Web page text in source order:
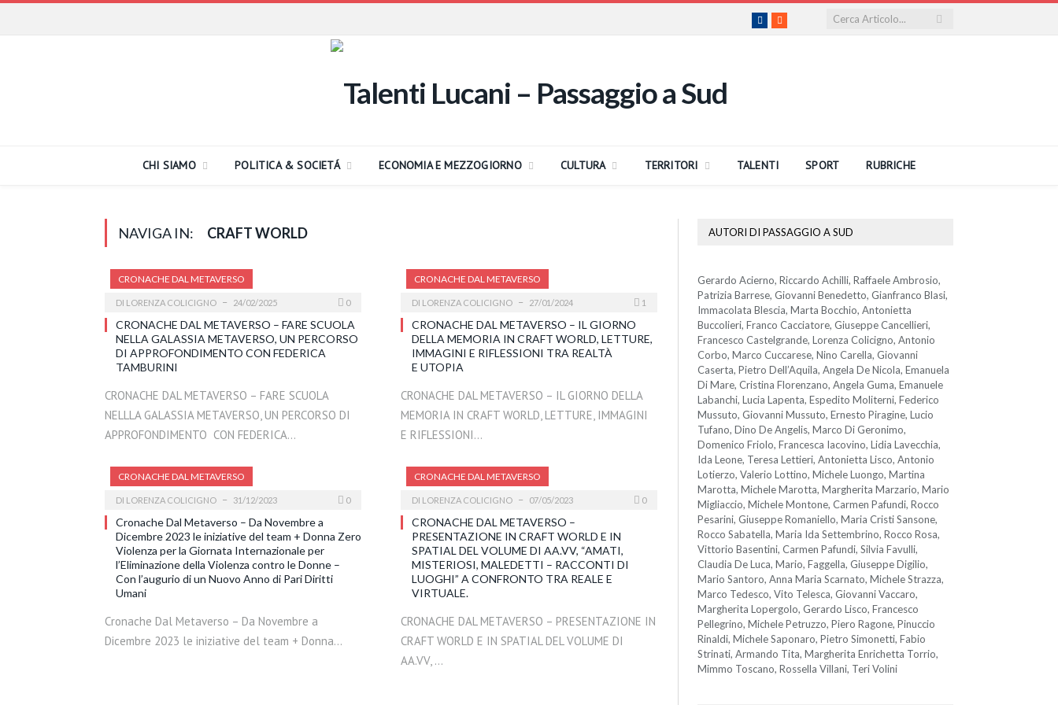
Facebook
RSS
CHI SIAMO POLITICA & SOCIETÁ ECONOMIA E MEZZOGIORNO CULTURA TERRITORI TALENTI SPORT RUBRICHE
NAVIGA IN: CRAFT WORLD
CRONACHE DAL METAVERSO
DI LORENZA COLICIGNO 24/02/2025 0
CRONACHE DAL METAVERSO – FARE SCUOLA
NELLA GALASSIA METAVERSO, UN PERCORSO
DI APPROFONDIMENTO CON FEDERICA
TAMBURINI
CRONACHE DAL METAVERSO – FARE SCUOLA
NELLLA GALASSIA METAVERSO, UN PERCORSO DI
APPROFONDIMENTO CON FEDERICA…
CRONACHE DAL METAVERSO
DI LORENZA COLICIGNO 27/01/2024 1
CRONACHE DAL METAVERSO – IL GIORNO
DELLA MEMORIA IN CRAFT WORLD, LETTURE,
IMMAGINI E RIFLESSIONI TRA REALTÀ
E UTOPIA
CRONACHE DAL METAVERSO – IL GIORNO DELLA
MEMORIA IN CRAFT WORLD, LETTURE, IMMAGINI
E RIFLESSIONI…
CRONACHE DAL METAVERSO
DI LORENZA COLICIGNO 31/12/2023 0
Cronache Dal Metaverso – Da Novembre a
Dicembre 2023 le iniziative del team + Donna Zero
Violenza per la Giornata Internazionale per
l’Eliminazione della Violenza contro le Donne –
Con l’augurio di un Nuovo Anno di Pari Diritti
Umani
Cronache Dal Metaverso – Da Novembre a
Dicembre 2023 le iniziative del team + Donna…
CRONACHE DAL METAVERSO
DI LORENZA COLICIGNO 07/05/2023 0
CRONACHE DAL METAVERSO –
PRESENTAZIONE IN CRAFT WORLD E IN
SPATIAL DEL VOLUME DI AA.VV, “AMATI,
MISTERIOSI, MALEDETTI – RACCONTI DI
LUOGHI” A CONFRONTO TRA REALE E
VIRTUALE.
CRONACHE DAL METAVERSO – PRESENTAZIONE IN
CRAFT WORLD E IN SPATIAL DEL VOLUME DI
AA.VV, …
AUTORI DI PASSAGGIO A SUD
Gerardo Acierno, Riccardo Achilli, Raffaele Ambrosio,
Patrizia Barrese, Giovanni Benedetto, Gianfranco Blasi,
Immacolata Blescia, Marta Bocchio, Antonietta
Buccolieri, Franco Cacciatore, Giuseppe Cancellieri,
Francesco Castelgrande, Lorenza Colicigno, Antonio
Corbo, Marco Cuccarese, Nino Carella, Giovanni
Caserta, Pietro Dell’Aquila, Angela De Nicola, Emanuela
Di Mare, Cristina Florenzano, Angela Guma, Emanuele
Labanchi, Lucia Lapenta, Espedito Moliterni, Federico
Mussuto, Giovanni Mussuto, Ernesto Piragine, Lucio
Tufano, Dino De Angelis, Marco Di Geronimo,
Domenico Friolo, Francesca Iacovino, Lidia Lavecchia,
Ida Leone, Teresa Lettieri, Antonietta Lisco, Antonio
Lotierzo, Valerio Lottino, Michele Luongo, Martina
Marotta, Michele Marotta, Margherita Marzario, Mario
Migliaccio, Michele Montone, Carmen Pafundi, Rocco
Pesarini, Giuseppe Romaniello, Maria Cristi Sansone,
Rocco Sabatella, Maria Ida Settembrino, Rocco Rosa,
Vittorio Basentini, Carmen Pafundi, Silvia Favulli,
Claudia De Luca, Mario, Faggella, Giuseppe Digilio,
Mario Santoro, Anna Maria Scarnato, Michele Strazza,
Marco Tedesco, Vito Telesca, Giovanni Vaccaro,
Margherita Lopergolo, Gerardo Lisco, Francesco
Pellegrino, Michele Petruzzo, Piero Ragone, Pinuccio
Rinaldi, Michele Saponaro, Pietro Simonetti, Fabio
Strinati, Armando Tita, Margherita Enrichetta Torrio,
Mimmo Toscano, Rossella Villani, Teri Volini